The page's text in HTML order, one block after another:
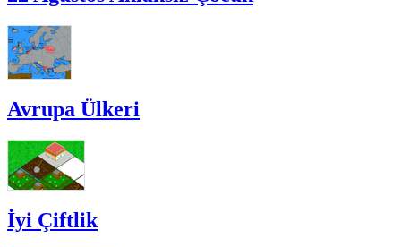
Avrupa Ülkeri
İyi Çiftlik